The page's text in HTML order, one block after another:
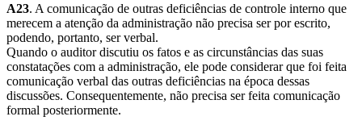
A23. A comunicação de outras deficiências de controle interno que
merecem a atenção da administração não precisa ser por escrito,
podendo, portanto, ser verbal.
Quando o auditor discutiu os fatos e as circunstâncias das suas
constatações com a administração, ele pode considerar que foi feita
comunicação verbal das outras deficiências na época dessas
discussões. Consequentemente, não precisa ser feita comunicação
formal posteriormente.